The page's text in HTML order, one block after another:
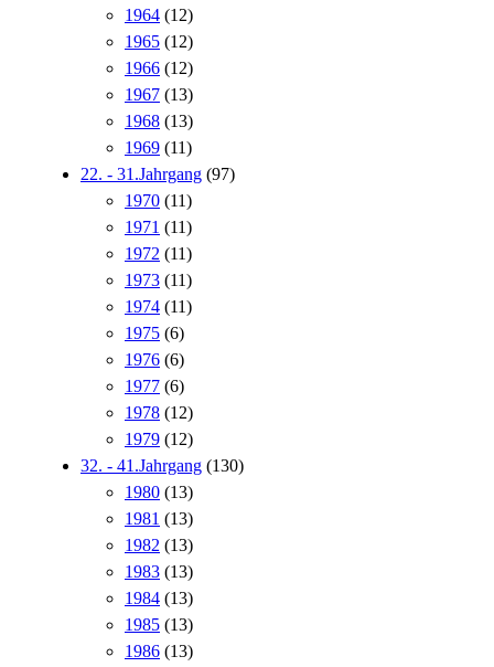
1964 (12)
1965 (12)
1966 (12)
1967 (13)
1968 (13)
1969 (11)
22. - 31.Jahrgang (97)
1970 (11)
1971 (11)
1972 (11)
1973 (11)
1974 (11)
1975 (6)
1976 (6)
1977 (6)
1978 (12)
1979 (12)
32. - 41.Jahrgang (130)
1980 (13)
1981 (13)
1982 (13)
1983 (13)
1984 (13)
1985 (13)
1986 (13)